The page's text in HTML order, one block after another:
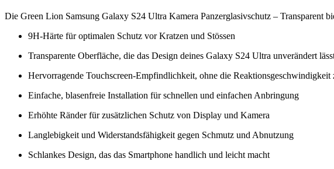
Die Green Lion Samsung Galaxy S24 Ultra Kamera Panzerglasivschutz – Transparent
9H-Härte für optimalen Schutz vor Kratzen und Stössen
Transparente Oberfläche, die das Design deines Galaxy S24 Ultra unverändert
Hervorragende Touchscreen-Empfindlichkeit, ohne die Reaktionsgeschwindigkeit
Einfache, blasenfreie Installation für schnellen und einfachen Anbringung
Erhöhte Ränder für zusätzlichen Schutz von Display und Kamera
Langlebigkeit und Widerstandsfähigkeit gegen Schmutz und Abnutzung
Schlankes Design, das das Smartphone handlich und leicht macht